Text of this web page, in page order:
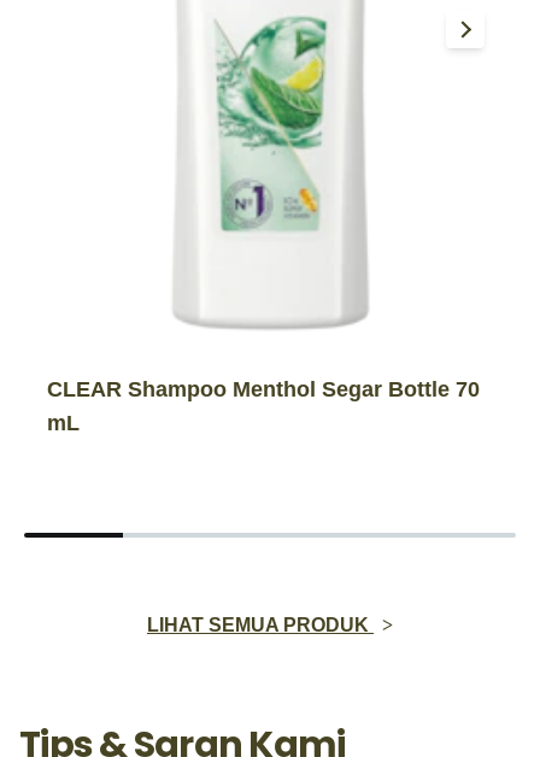
CLEAR Shampoo Menthol Segar Bottle 70
mL
LIHAT SEMUA PRODUK
Tips & Saran Kami